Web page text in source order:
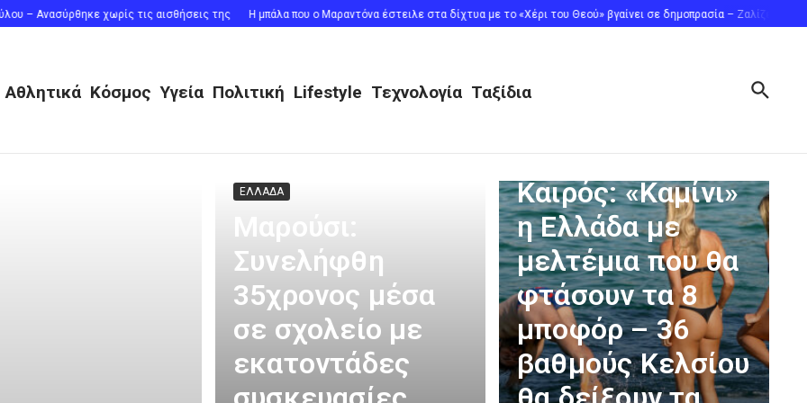
χωρίς τις αισθήσεις της Η μπάλα που ο Μαραντόνα έστειλε στα δίχτυα με το «Χέρι του Θεού» βγαίνει σε δημοπρασία – Ζαλίζει η εκτιμώμενη
Αθλητικά Κόσμος Υγεία Πολιτική Lifestyle Τεχνολογία Ταξίδια
ΕΛΛΑΔΑ
Μαρούσι:
Συνελήφθη
35χρονος μέσα
σε σχολείο με
εκατοντάδες
Καιρός: «Καμίνι»
η Ελλάδα με
μελτέμια που θα
φτάσουν τα 8
μποφόρ – 36
βαθμούς Κελσίου